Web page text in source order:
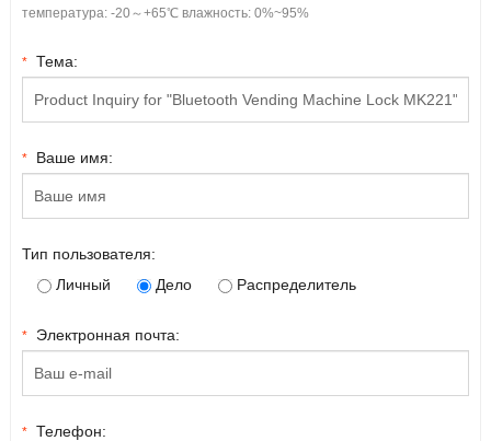
температура: -20～+65℃ влажность: 0%~95%
* Тема:
* Ваше имя:
Тип пользователя:
Личный
Дело Распределитель
* Электронная почта:
* Телефон: